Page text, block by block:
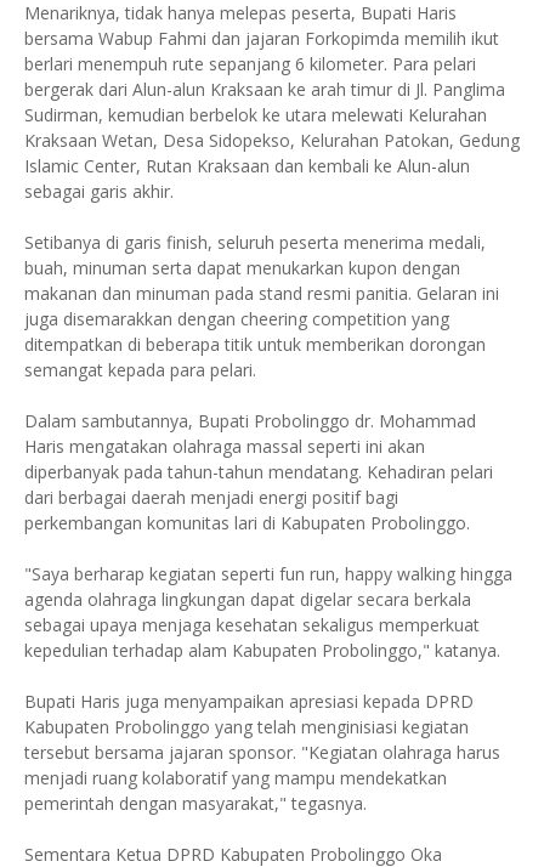
Menariknya, tidak hanya melepas peserta, Bupati Haris
bersama Wabup Fahmi dan jajaran Forkopimda memilih ikut
berlari menempuh rute sepanjang 6 kilometer. Para pelari
bergerak dari Alun-alun Kraksaan ke arah timur di Jl. Panglima
Sudirman, kemudian berbelok ke utara melewati Kelurahan
Kraksaan Wetan, Desa Sidopekso, Kelurahan Patokan, Gedung
Islamic Center, Rutan Kraksaan dan kembali ke Alun-alun
sebagai garis akhir.
Setibanya di garis finish, seluruh peserta menerima medali,
buah, minuman serta dapat menukarkan kupon dengan
makanan dan minuman pada stand resmi panitia. Gelaran ini
juga disemarakkan dengan cheering competition yang
ditempatkan di beberapa titik untuk memberikan dorongan
semangat kepada para pelari.
Dalam sambutannya, Bupati Probolinggo dr. Mohammad
Haris mengatakan olahraga massal seperti ini akan
diperbanyak pada tahun-tahun mendatang. Kehadiran pelari
dari berbagai daerah menjadi energi positif bagi
perkembangan komunitas lari di Kabupaten Probolinggo.
"Saya berharap kegiatan seperti fun run, happy walking hingga
agenda olahraga lingkungan dapat digelar secara berkala
sebagai upaya menjaga kesehatan sekaligus memperkuat
kepedulian terhadap alam Kabupaten Probolinggo," katanya.
Bupati Haris juga menyampaikan apresiasi kepada DPRD
Kabupaten Probolinggo yang telah menginisiasi kegiatan
tersebut bersama jajaran sponsor. "Kegiatan olahraga harus
menjadi ruang kolaboratif yang mampu mendekatkan
pemerintah dengan masyarakat," tegasnya.
Sementara Ketua DPRD Kabupaten Probolinggo Oka